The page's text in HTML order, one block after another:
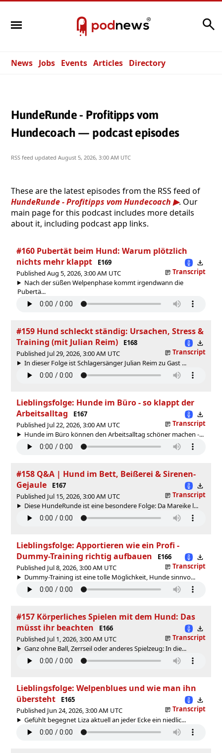
News Jobs Events Articles Directory
HundeRunde - Profitipps vom
Hundecoach — podcast episodes
RSS feed updated August 5, 2026, 3:00 AM UTC
These are the latest episodes from the RSS feed of
HundeRunde - Profitipps vom Hundecoach
. Our
main page for this podcast includes more details
about it, including podcast app links.
#160 Pubertät beim Hund: Warum plötzlich
nichts mehr klappt
E169
Published Aug 5, 2026, 3:00 AM UTC
Transcript
Nach der süßen Welpenphase kommt irgendwann die
Pubertä...
#159 Hund schleckt ständig: Ursachen, Stress &
Training (mit Julian Reim)
E168
Published Jul 29, 2026, 3:00 AM UTC
Transcript
In dieser Folge ist Schlagersänger Julian Reim zu Gast ...
Lieblingsfolge: Hunde im Büro - so klappt der
Arbeitsalltag
E167
Published Jul 22, 2026, 3:00 AM UTC
Transcript
Hunde im Büro können den Arbeitsalltag schöner machen -...
#158 Q&A | Hund im Bett, Beißerei & Sirenen-
Gejaule
E167
Published Jul 15, 2026, 3:00 AM UTC
Transcript
Diese HundeRunde ist eine besondere Folge: Da Mareike l...
Lieblingsfolge: Apportieren wie ein Profi -
Dummy-Training richtig aufbauen
E166
Published Jul 8, 2026, 3:00 AM UTC
Transcript
Dummy-Training ist eine tolle Möglichkeit, Hunde sinnvo...
#157 Körperliches Spielen mit dem Hund: Das
müsst ihr beachten
E166
Published Jul 1, 2026, 3:00 AM UTC
Transcript
Ganz ohne Ball, Zerrseil oder anderes Spielzeug: In die...
Lieblingsfolge: Welpenblues und wie man ihn
übersteht
E165
Published Jun 24, 2026, 3:00 AM UTC
Transcript
Gefühlt begegnet Liza aktuell an jeder Ecke ein niedlic...